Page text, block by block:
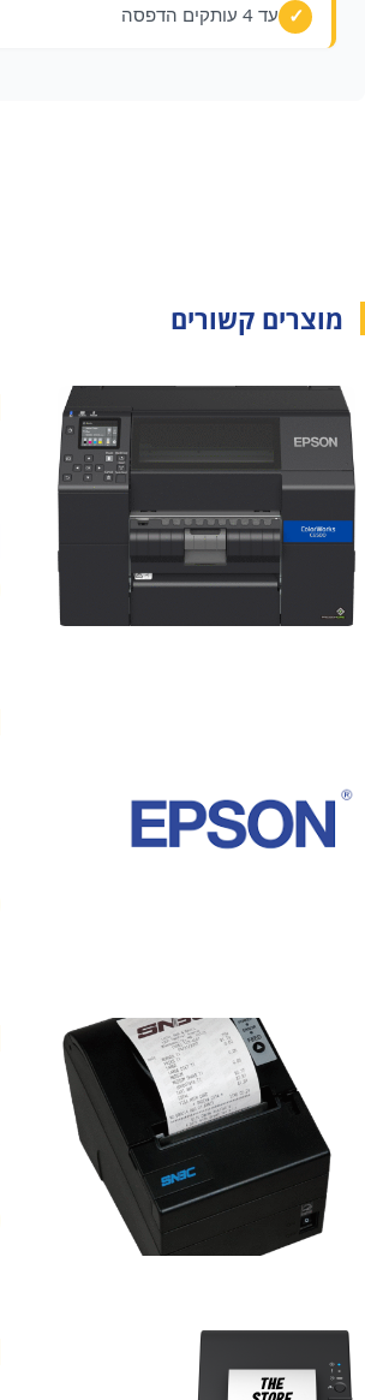
עד 4 עותקים הדפסה
מוצרים קשורים